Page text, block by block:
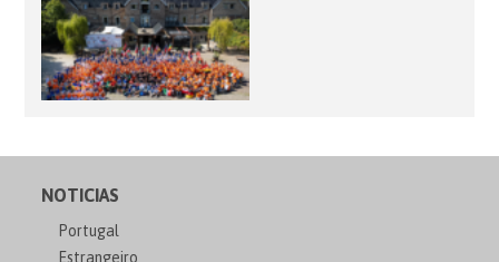
NOTICIAS
Portugal
Estrangeiro